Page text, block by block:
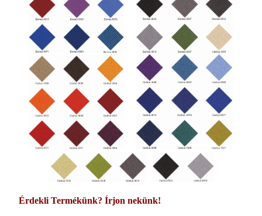
Érdekli Termékünk? Írjon nekünk!